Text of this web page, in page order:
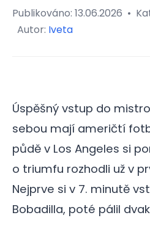
Publikováno: 13.06.2026 •
Autor: Iveta
Úspěšný vstup do
sebou mají američtí
půdě v Los Angeles si
o triumfu rozhodli už v
Nejprve si v 7. minutě
Bobadilla, poté pálil